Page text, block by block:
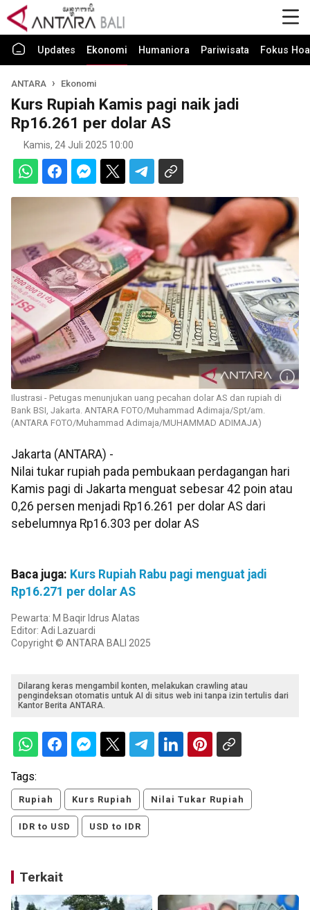
Updates Ekonomi Humaniora Pariwisata Fokus
ANTARA Ekonomi
Kurs Rupiah Kamis pagi naik jadi
Rp16.261 per dolar AS
Kamis, 24 Juli 2025 10:00
Ilustrasi - Petugas menunjukan uang pecahan dolar AS dan rupiah di
Bank BSI, Jakarta. ANTARA FOTO/Muhammad Adimaja/Spt/am.
(ANTARA FOTO/Muhammad Adimaja/MUHAMMAD ADIMAJA)
Jakarta (ANTARA) -
Nilai tukar rupiah pada pembukaan perdagangan hari
Kamis pagi di Jakarta menguat sebesar 42 poin atau
0,26 persen menjadi Rp16.261 per dolar AS dari
sebelumnya Rp16.303 per dolar AS
Baca juga: Kurs Rupiah Rabu pagi menguat jadi
Rp16.271 per dolar AS
Pewarta: M Baqir Idrus Alatas
Editor: Adi Lazuardi
Copyright © ANTARA BALI 2025
Dilarang keras mengambil konten, melakukan crawling atau
pengindeksan otomatis untuk AI di situs web ini tanpa izin tertulis dari
Kantor Berita ANTARA.
Tags:
Rupiah Kurs Rupiah Nilai Tukar Rupiah
IDR to USD USD to IDR
Terkait